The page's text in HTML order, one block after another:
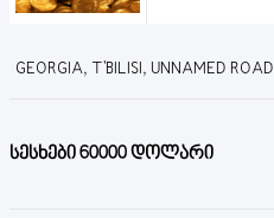
GEORGIA, T'BILISI, UNNAMED ROAD
სესხები 60000 დოლარი